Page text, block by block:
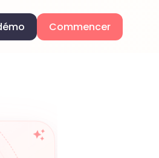
Commencer